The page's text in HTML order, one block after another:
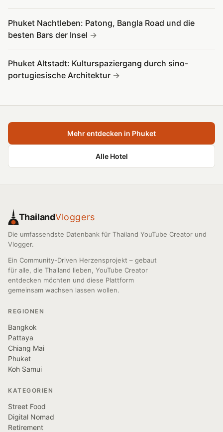
Phuket Nachtleben: Patong, Bangla Road und die
besten Bars der Insel
Phuket Altstadt: Kulturspaziergang durch sino-
portugiesische Architektur
Mehr entdecken in Phuket
Alle Hotel
ThailandVloggers
Die umfassendste Datenbank für Thailand YouTube Creator und
Vlogger.
Ein Community-Driven Herzensprojekt – gebaut
für alle, die Thailand lieben, YouTube Creator
entdecken möchten und diese Plattform
gemeinsam wachsen lassen wollen.
REGIONEN
Bangkok
Pattaya
Chiang Mai
Phuket
Koh Samui
KATEGORIEN
Street Food
Digital Nomad
Retirement